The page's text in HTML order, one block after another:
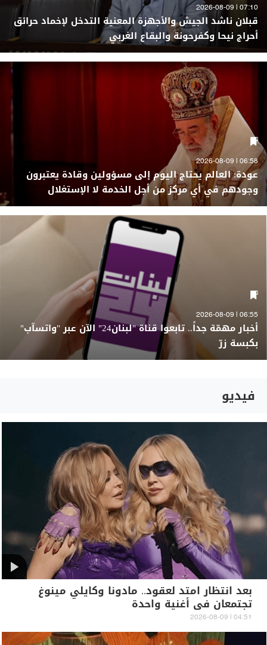
07:10 | 2026-08-09
قبلان ناشد الجيش والأجهزة المعنية التدخل لإخماد حرائق
أحراج نيحا وكفرحونة والبقاع الغربي
06:58 | 2026-08-09
عودة: العالم يحتاج اليوم إلى مسؤولين وقادة يعتبرون
وجودهم في أي مركز من أجل الخدمة لا الإستغلال
06:55 | 2026-08-09
أخبار مهمّة جداً.. تابعوا قناة "لبنان24" الآن عبر "واتسآب"
بكبسة زرّ
فيديو
بعد انتظار امتد لعقود.. مادونا وكايلي مينوغ
تجتمعان في أغنية واحدة
04:51 | 2026-08-09